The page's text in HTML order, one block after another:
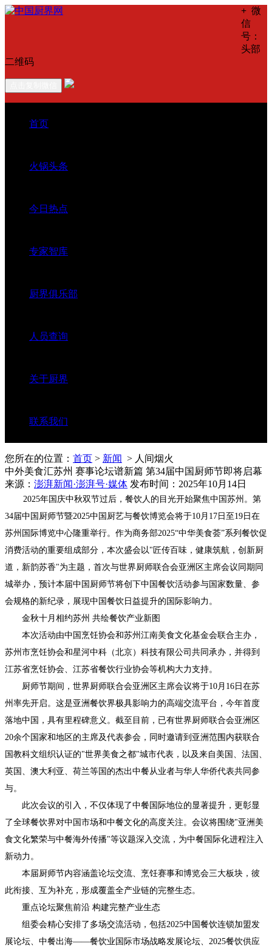
+ 微
信
号：
头部
二维码
首页
火锅头条
今日热点
专家智库
厨界俱乐部
人员查询
关于厨界
联系我们
您所在的位置： 首页 > 新闻 > 人间烟火
中外美食汇苏州 赛事论坛谱新篇 第34届中国厨师节即将启幕
来源： 澎湃新闻·澎湃号·媒体 发布时间：2025年10月14日
2025年国庆中秋双节过后，餐饮人的目光开始聚焦中国苏州。第
34届中国厨师节暨2025中国厨艺与餐饮博览会将于10月17日至19日在
苏州国际博览中心隆重举行。作为商务部2025“中华美食荟”系列餐饮促
消费活动的重要组成部分，本次盛会以"匠传百味，健康筑航，创新厨
道，新韵苏香"为主题，首次与世界厨师联合会亚洲区主席会议同期同
城举办，预计本届中国厨师节将创下中国餐饮活动参与国家数量、参
会规格的新纪录，展现中国餐饮日益提升的国际影响力。
金秋十月相约苏州 共绘餐饮产业新图
本次活动由中国烹饪协会和苏州江南美食文化基金会联合主办，
苏州市烹饪协会和星河中科（北京）科技有限公司共同承办，并得到
江苏省烹饪协会、江苏省餐饮行业协会等机构大力支持。
厨师节期间，世界厨师联合会亚洲区主席会议将于10月16日在苏
州率先开启。这是亚洲餐饮界极具影响力的高端交流平台，今年首度
落地中国，具有里程碑意义。截至目前，已有世界厨师联合会亚洲区
20余个国家和地区的主席及代表参会，同时邀请到亚洲范围内获联合
国教科文组织认证的"世界美食之都"城市代表，以及来自美国、法国、
英国、澳大利亚、荷兰等国的杰出中餐从业者与华人华侨代表共同参
与。
此次会议的引入，不仅体现了中餐国际地位的显著提升，更彰显
了全球餐饮界对中国市场和中餐文化的高度关注。会议将围绕"亚洲美
食文化繁荣与中餐海外传播"等议题深入交流，为中餐国际化进程注入
新动力。
本届厨师节内容涵盖论坛交流、烹饪赛事和博览会三大板块，彼
此衔接、互为补充，形成覆盖全产业链的完整生态。
重点论坛聚焦前沿 构建完整产业生态
组委会精心安排了多场交流活动，包括2025中国餐饮连锁加盟发
展论坛、中餐出海——餐饮业国际市场战略发展论坛、2025餐饮供应